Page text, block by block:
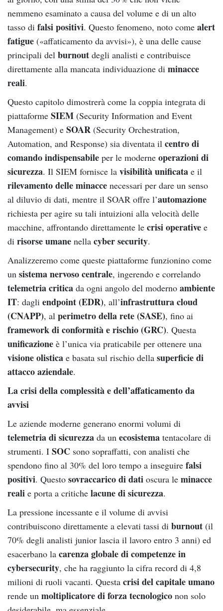
nemmeno esaminato a causa del volume e di un alto
tasso di falsi positivi. Questo fenomeno, noto come alert
fatigue («affaticamento da avvisi»), è una delle cause
principali del burnout degli analisti e contribuisce
direttamente alla mancata individuazione di minacce
reali.
Questo capitolo dimostrerà come la coppia integrata di
piattaforme SIEM (Security Information and Event
Management) e SOAR (Security Orchestration,
Automation, and Response) sia diventata il centro di
comando indispensabile per le moderne operazioni di
sicurezza. Il SIEM fornisce la visibilità unificata e il
rilevamento delle minacce necessari per dare un senso
al diluvio di dati, mentre il SOAR offre l’automazione
richiesta per agire su tali intuizioni alla velocità delle
macchine, affrontando direttamente le crisi operative e
di risorse umane nella cyber security.
Analizzeremo come queste piattaforme funzionino come
un sistema nervoso centrale, ingerendo e correlando
telemetria critica da ogni angolo del moderno ambiente
IT: dagli endpoint (EDR), all’infrastruttura cloud
(CNAPP), al perimetro della rete (SASE), fino ai
framework di conformità e rischio (GRC). Questa
unificazione è l’unica via praticabile per ottenere una
visione olistica e basata sul rischio della superficie di
attacco aziendale.
La crisi della complessità e dell’affaticamento da
avvisi
Le aziende moderne generano enormi volumi di
telemetria di sicurezza da un ecosistema tentacolare di
strumenti. I SOC sono sopraffatti, con analisti che
spendono fino al 30% del loro tempo a inseguire falsi
positivi. Questo sovraccarico di dati oscura le minacce
reali e porta a critiche lacune di sicurezza.
La pressione incessante e il volume di avvisi
contribuiscono direttamente a elevati tassi di burnout (il
70% degli analisti junior lascia il lavoro entro 3 anni) ed
esacerbano la carenza globale di competenze in
cybersecurity, che ha raggiunto la cifra record di 4,8
milioni di ruoli vacanti. Questa crisi del capitale umano
rende un moltiplicatore di forza tecnologico non solo